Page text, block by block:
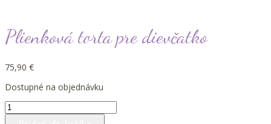
Plienková torta pre dievčatko
75,90 €
Dostupné na objednávku
množstvo
Plienková